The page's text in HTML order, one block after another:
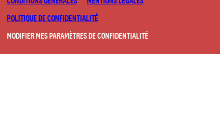
POLITIQUE DE CONFIDENTIALITÉ
MODIFIER MES PARAMÈTRES DE CONFIDENTIALITÉ